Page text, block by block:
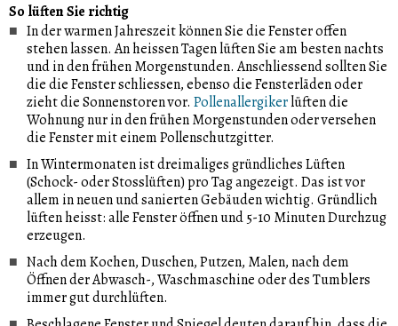
So lüften Sie richtig
In der warmen Jahreszeit können Sie die Fenster offen
stehen lassen. An heissen Tagen lüften Sie am besten nachts
und in den frühen Morgenstunden. Anschliessend sollten Sie
die die Fenster schliessen, ebenso die Fensterläden oder
zieht die Sonnenstoren vor. Pollenallergikerlüften die
Wohnung nur in den frühen Morgenstunden oder versehen
die Fenster mit einem Pollenschutzgitter.
In Wintermonaten ist dreimaliges gründliches Lüften
(Schock- oder Stosslüften) pro Tag angezeigt. Das ist vor
allem in neuen und sanierten Gebäuden wichtig. Gründlich
lüften heisst: alle Fenster öffnen und 5-10 Minuten Durchzug
erzeugen.
Nach dem Kochen, Duschen, Putzen, Malen, nach dem
Öffnen der Abwasch-, Waschmaschine oder des Tumblers
immer gut durchlüften.